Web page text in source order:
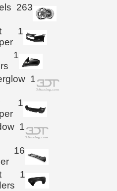
263
1
1
1
1
1
16
1